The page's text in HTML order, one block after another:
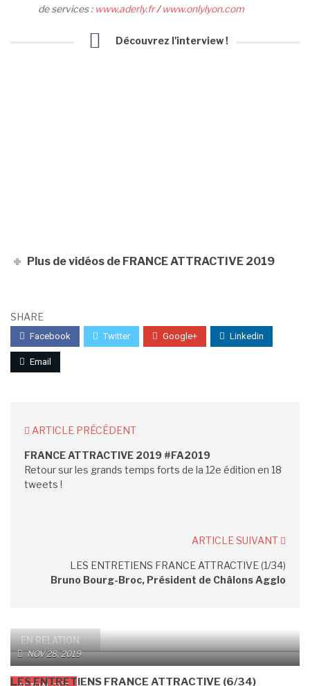
de services : www.aderly.fr/www.onlylyon.com
Découvrez l'interview !
Plus de vidéos de FRANCE ATTRACTIVE 2019
SHARE
Facebook Twitter Google+ Linkedin
Email
ARTICLE PRÉCÉDENT
FRANCE ATTRACTIVE 2019 #FA2019
Retour sur les grands temps forts de la 12e édition en 18
tweets !
ARTICLE SUIVANT
LES ENTRETIENS FRANCE ATTRACTIVE (1/34)
Bruno Bourg-Broc, Président de Châlons Agglo
EN RELATION ...
NOV 28, 2019
LES ENTRETIENS FRANCE ATTRACTIVE (6/34)